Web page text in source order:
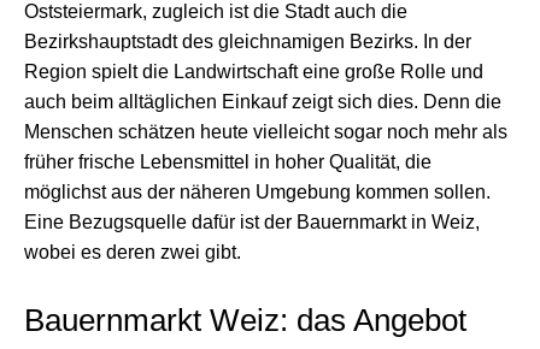
Oststeiermark, zugleich ist die Stadt auch die
Bezirkshauptstadt des gleichnamigen Bezirks. In der
Region spielt die Landwirtschaft eine große Rolle und
auch beim alltäglichen Einkauf zeigt sich dies. Denn die
Menschen schätzen heute vielleicht sogar noch mehr als
früher frische Lebensmittel in hoher Qualität, die
möglichst aus der näheren Umgebung kommen sollen.
Eine Bezugsquelle dafür ist der Bauernmarkt in Weiz,
wobei es deren zwei gibt.
Bauernmarkt Weiz: das Angebot